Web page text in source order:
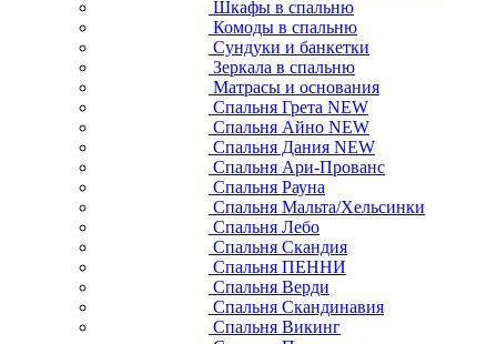
Шкафы в спальню
Комоды в спальню
Сундуки и банкетки
Зеркала в спальню
Матрасы и основания
Спальня Грета NEW
Спальня Айно NEW
Спальня Дания NEW
Спальня Ари-Прованс
Спальня Рауна
Спальня Мальта/Хельсинки
Спальня Лебо
Спальня Скандия
Спальня ПЕННИ
Спальня Верди
Спальня Скандинавия
Спальня Викинг